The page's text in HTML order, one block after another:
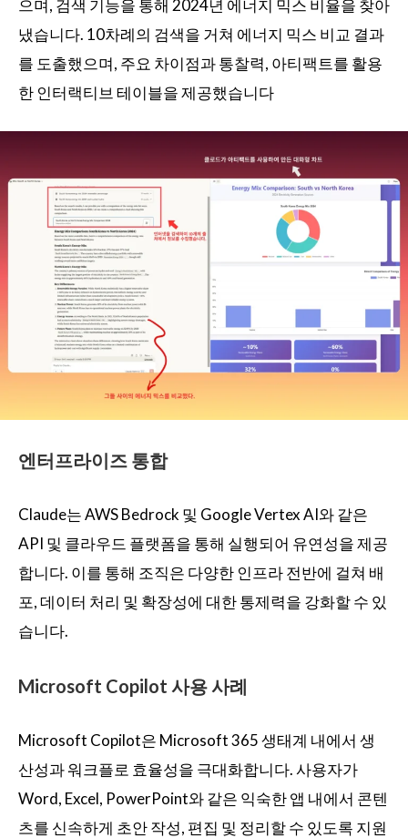
으며, 검색 기능을 통해 2024년 에너지 믹스 비율을 찾아
냈습니다. 10차례의 검색을 거쳐 에너지 믹스 비교 결과
를 도출했으며, 주요 차이점과 통찰력, 아티팩트를 활용
한 인터랙티브 테이블을 제공했습니다
엔터프라이즈 통합
Claude는 AWS Bedrock 및 Google Vertex AI와 같은
API 및 클라우드 플랫폼을 통해 실행되어 유연성을 제공
합니다. 이를 통해 조직은 다양한 인프라 전반에 걸쳐 배
포, 데이터 처리 및 확장성에 대한 통제력을 강화할 수 있
습니다.
Microsoft Copilot 사용 사례
Microsoft Copilot은 Microsoft 365 생태계 내에서 생
산성과 워크플로 효율성을 극대화합니다. 사용자가
Word, Excel, PowerPoint와 같은 익숙한 앱 내에서 콘텐
츠를 신속하게 초안 작성, 편집 및 정리할 수 있도록 지원